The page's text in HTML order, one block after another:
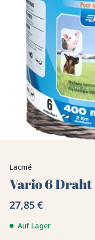
Lacmé
Vario 6 Draht
27,85 €
Auf Lager